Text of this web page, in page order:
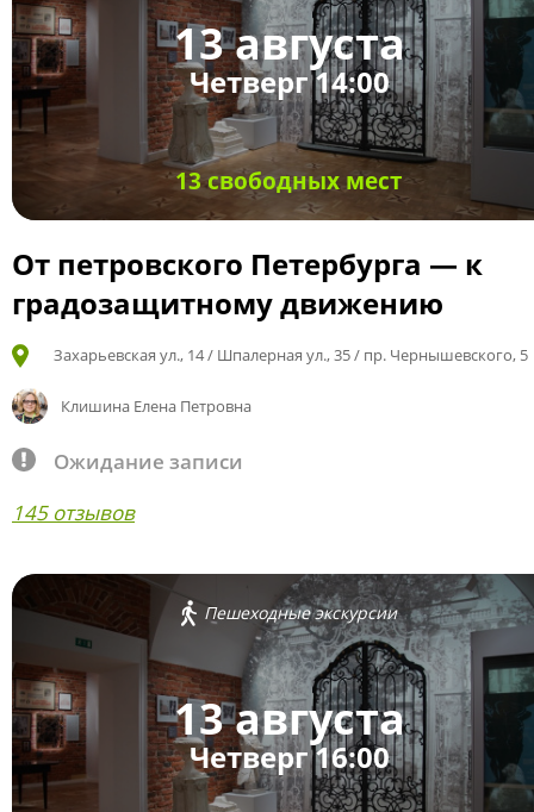
13 августа
Четверг 14:00
13 свободных мест
От петровского Петербурга — к
градозащитному движению
Захарьевская ул., 14 / Шпалерная ул., 35 / пр. Чернышевского, 5
Клишина Елена Петровна
Ожидание записи
145 отзывов
Пешеходные экскурсии
13 августа
Четверг 16:00